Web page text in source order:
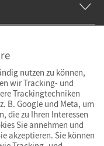
nutzen zu können,
wir Tracking- und
Trackingtechniken
B. Google und Meta, um
die zu Ihren Interessen
Sie annehmen und
akzeptieren. Sie können